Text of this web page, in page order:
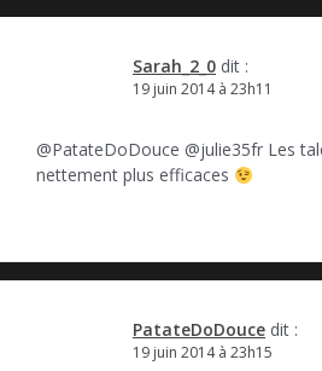
Sarah_2_0 dit :
19 juin 2014 à 23h11
@PatateDoDouce @julie35fr Les
nettement plus efficaces
PatateDoDouce dit :
19 juin 2014 à 23h15